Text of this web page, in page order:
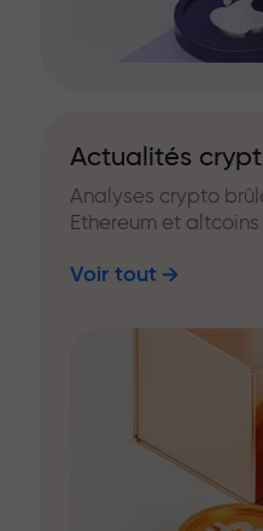
Actualités
Analyses crypto
Ethereum et altcoins
Voir tout